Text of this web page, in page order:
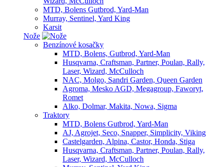
MTD, Bolens Gutbrod, Yard-Man
Murray, Sentinel, Yard King
Karsit
Nože
Benzínové kosačky
MTD, Bolens, Gutbrod, Yard-Man
Husqvarna, Craftsman, Partner, Poulan, Rally,
Laser, Wizard, McCulloch
NAC, Molgo, Sandri Garden, Queen Garden
Agroma, Mesko AGD, Megagroup, Faworyt,
Romet
Alko, Dolmar, Makita, Nowa, Sigma
Traktory
MTD, Bolens Gutbrod, Yard-Man
AJ, Agrojet, Seco, Snapper, Simplicity, Viking
Castelgarden, Alpina, Castor, Honda, Stiga
Husqvarna, Craftsman, Partner, Poulan, Rally,
Laser, Wizard, McCulloch